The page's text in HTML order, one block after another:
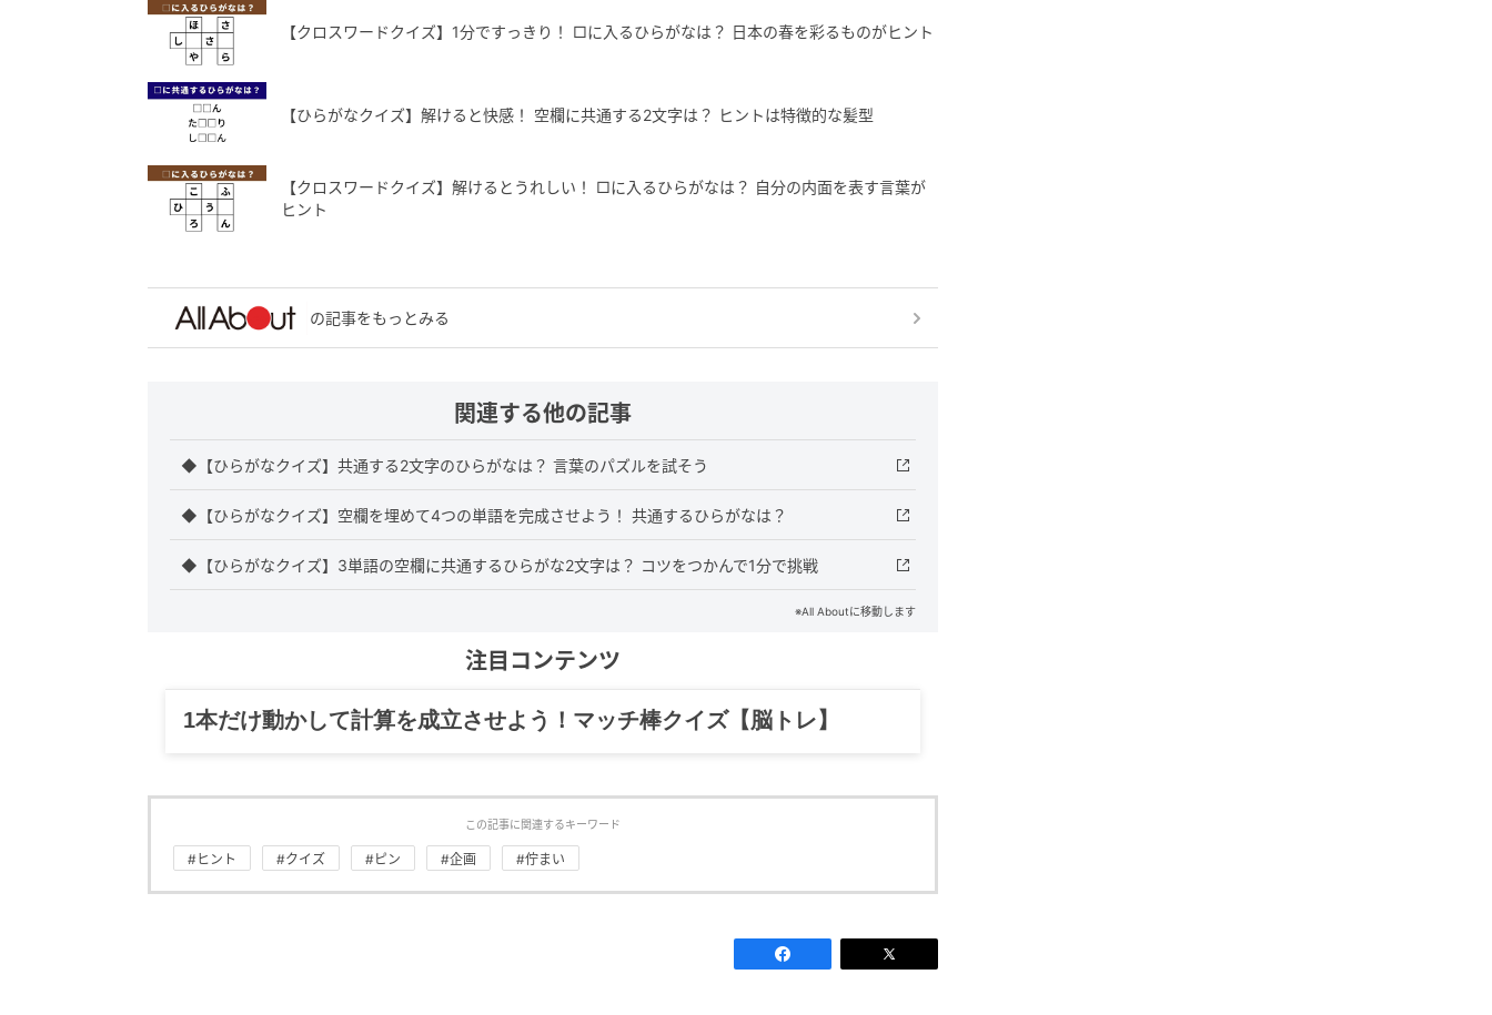
【クロスワードクイズ】1分ですっきり！ □に入るひらがなは？ 日本の春を彩るものがヒント
【ひらがなクイズ】解けると快感！ 空欄に共通する2文字は？ ヒントは特徴的な髪型
【クロスワードクイズ】解けるとうれしい！ □に入るひらがなは？ 自分の内面を表す言葉が
ヒント
の記事をもっとみる
関連する他の記事
◆【ひらがなクイズ】共通する2文字のひらがなは？ 言葉のパズルを試そう
◆【ひらがなクイズ】空欄を埋めて4つの単語を完成させよう！ 共通するひらがなは？
◆【ひらがなクイズ】3単語の空欄に共通するひらがな2文字は？ コツをつかんで1分で挑戦
※All Aboutに移動します
注目コンテンツ
1本だけ動かして計算を成立させよう！マッチ棒クイズ【脳トレ】
この記事に関連するキーワード
#ヒント #クイズ #ピン #企画 #佇まい